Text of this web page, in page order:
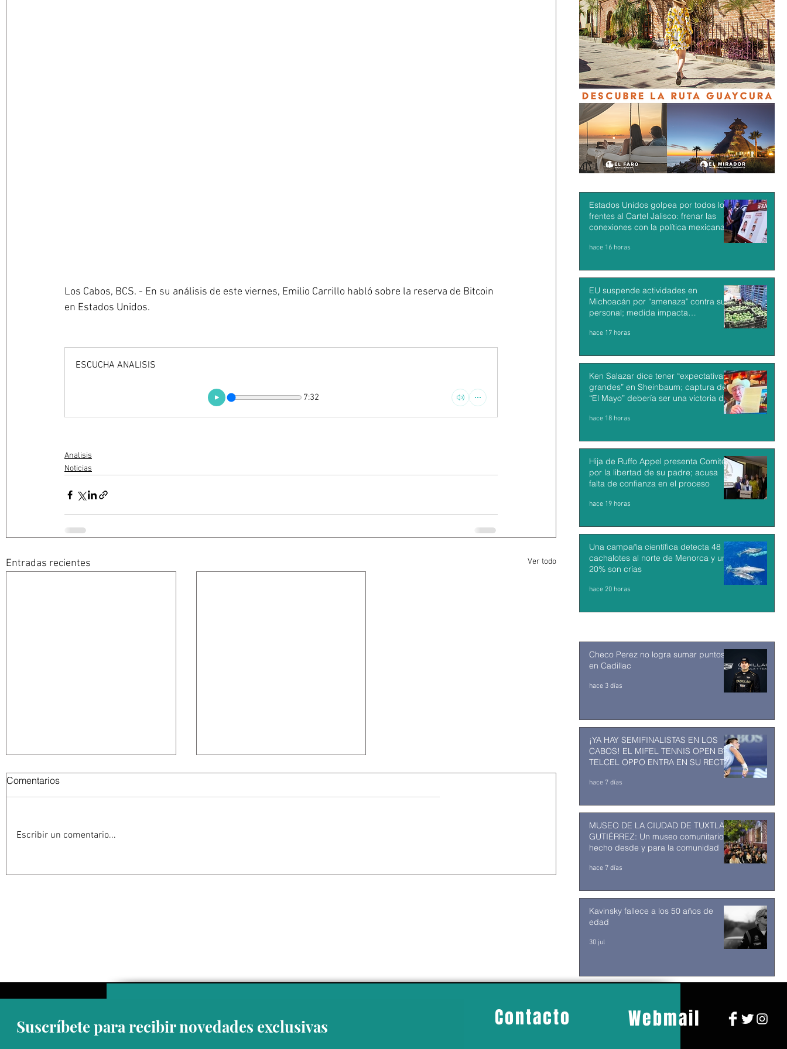
Los Cabos, BCS. - En su análisis de este viernes, Emilio Carrillo habló sobre la reserva de Bitcoin
en Estados Unidos.
ESCUCHA ANALISIS
7:32
Analisis
Noticias
Entradas recientes Ver todo
Comentarios
Escribir un comentario...
Estados Unidos golpea por todos los
frentes al Cartel Jalisco: frenar las
conexiones con la política mexicana y
hace 16 horas
EU suspende actividades en
Michoacán por “amenaza" contra su
personal; medida impacta
exportaciones de aguacate mexicano
hace 17 horas
Ken Salazar dice tener “expectativas
grandes” en Sheinbaum; captura de
“El Mayo” debería ser una victoria de
hace 18 horas
Hija de Ruffo Appel presenta Comité
por la libertad de su padre; acusa
falta de confianza en el proceso
hace 19 horas
Una campaña científica detecta 48
cachalotes al norte de Menorca y un
20% son crías
hace 20 horas
Checo Perez no logra sumar puntos
en Cadillac
hace 3 días
¡YA HAY SEMIFINALISTAS EN LOS
CABOS! EL MIFEL TENNIS OPEN BY
TELCEL OPPO ENTRA EN SU RECTA
hace 7 días
MUSEO DE LA CIUDAD DE TUXTLA
GUTIÉRREZ: Un museo comunitario
hecho desde y para la comunidad
hace 7 días
Kavinsky fallece a los 50 años de
edad
30 jul
Suscríbete para recibir novedades exclusivas Contacto Webmail